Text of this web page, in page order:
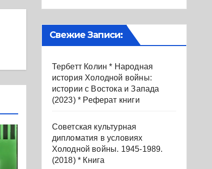
Свежие Записи:
Тербетт Колин * Народная
история Холодной войны:
истории с Востока и Запада
(2023) * Реферат книги
Советская культурная
дипломатия в условиях
Холодной войны. 1945-1989.
(2018) * Книга